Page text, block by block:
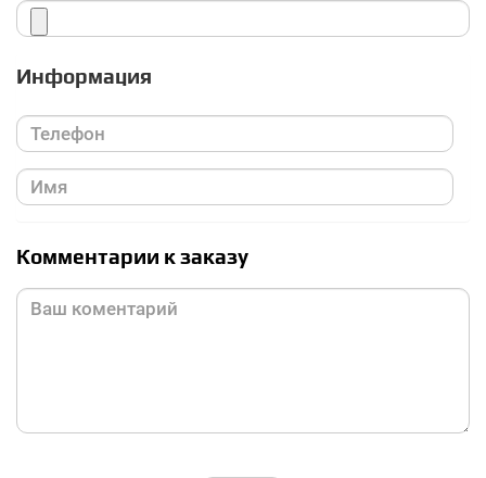
Информация
Комментарии к заказу